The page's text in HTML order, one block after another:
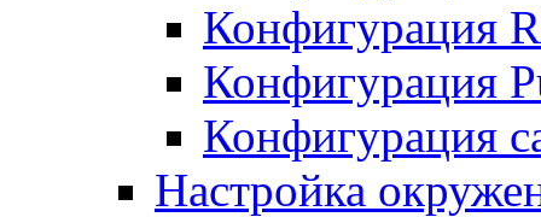
Конфигурация
Конфигурация
Конфигурация
Настройка